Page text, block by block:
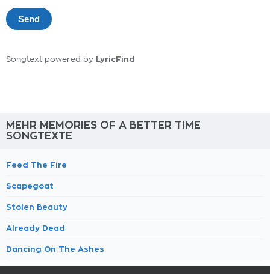
Songtext powered by LyricFind
MEHR MEMORIES OF A BETTER TIME
SONGTEXTE
Feed The Fire
Scapegoat
Stolen Beauty
Already Dead
Dancing On The Ashes